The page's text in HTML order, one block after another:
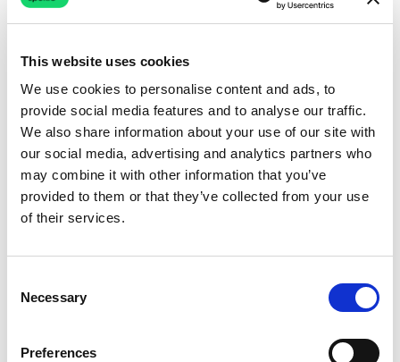
This website uses cookies
We use cookies to personalise content and ads, to
provide social media features and to analyse our traffic.
We also share information about your use of our site with
our social media, advertising and analytics partners who
may combine it with other information that you’ve
provided to them or that they’ve collected from your use
of their services.
Selection
Necessary
Preferences
Diseña tus plantillas de mensajes.Crea
interactivos. Mantenlas breves: una pregunta
por mensaje funciona mejor para las tasas de
respuesta.
Configura las reglas de automatización.
Usa Spoki para conectar los activadores de
commerce. Cuando se produce un evento
(pedido entregado, ticket cerrado), el mensaje